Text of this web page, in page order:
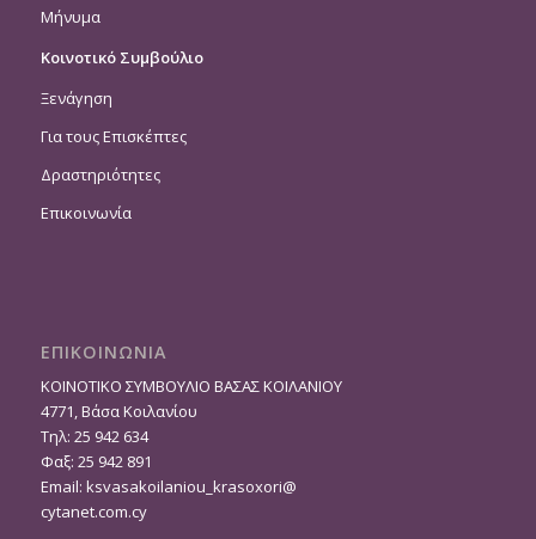
Μήνυμα
Κοινοτικό Συμβούλιο
Ξενάγηση
Για τους Επισκέπτες
Δραστηριότητες
Επικοινωνία
ΕΠΙΚΟΙΝΩΝΙΑ
ΚΟΙΝΟΤΙΚΟ ΣΥΜΒΟΥΛΙΟ ΒΑΣΑΣ ΚΟΙΛΑΝΙΟΥ
4771, Βάσα Κοιλανίου
Τηλ: 25 942 634
Φαξ: 25 942 891
Email: ksvasakoilaniou_krasoxori@
cytanet.com.cy